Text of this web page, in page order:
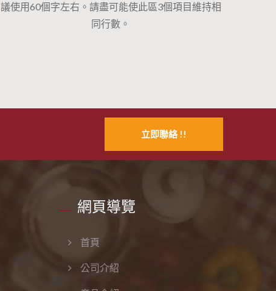
議使用60個字左右。請盡可能使此區3個項目維持相
同行數。
立即聯絡 !!
網頁導覽
首頁
公司介紹